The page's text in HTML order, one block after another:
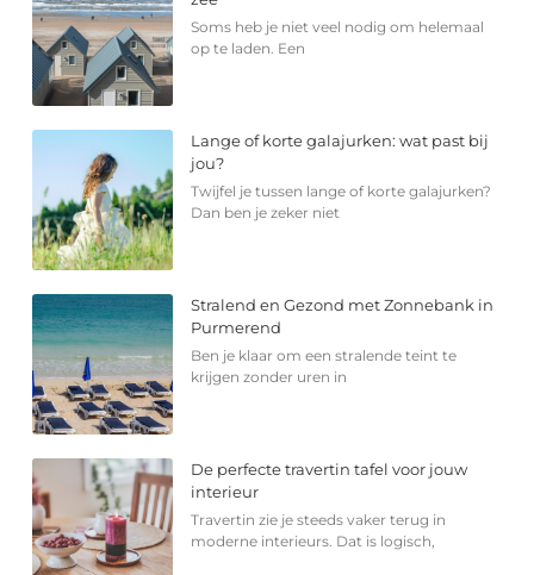
Soms heb je niet veel nodig om helemaal
op te laden. Een
Lange of korte galajurken: wat past bij
jou?
Twijfel je tussen lange of korte galajurken?
Dan ben je zeker niet
Stralend en Gezond met Zonnebank in
Purmerend
Ben je klaar om een stralende teint te
krijgen zonder uren in
De perfecte travertin tafel voor jouw
interieur
Travertin zie je steeds vaker terug in
moderne interieurs. Dat is logisch,